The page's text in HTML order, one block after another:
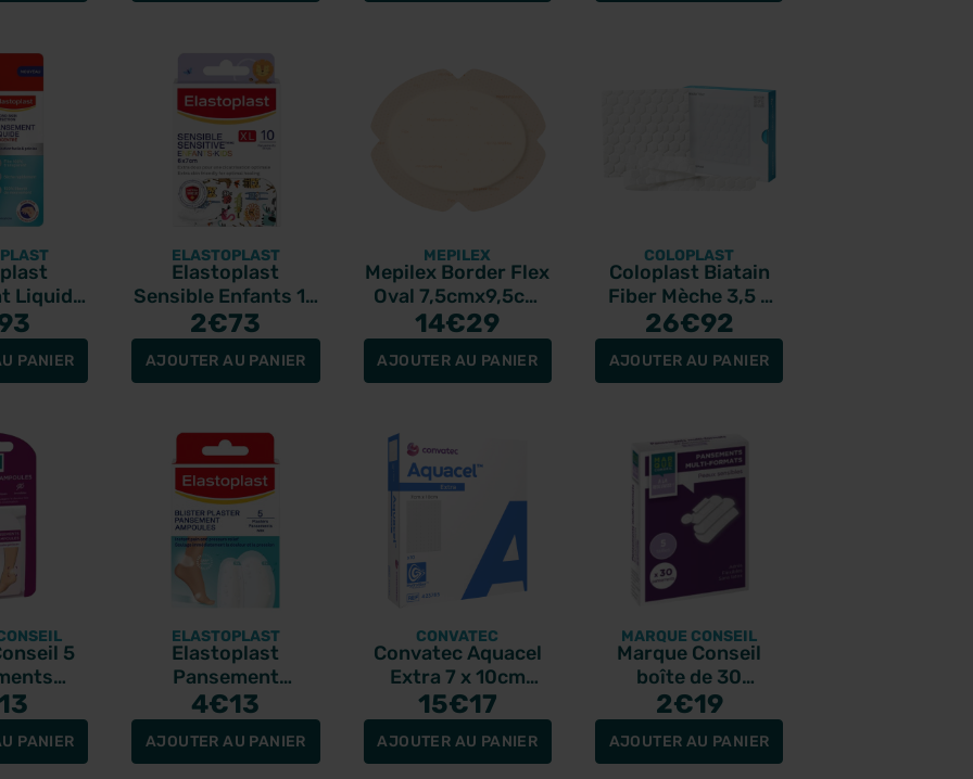
Liquide
10ml
PANIER
ELASTOPLAST
Elastoplast
Sensible Enfants 10
pansements XL
2€73
AJOUTER AU PANIER
MEPILEX
Mepilex Border Flex
Oval 7,5cmx9,5cm
16 pièces
14€29
AJOUTER AU PANIER
COLOPLAST
Coloplast Biatain
Fiber Mèche 3,5 ×
46cm boîte de 10
26€92
AJOUTER AU PANIER
5
PANIER
ELASTOPLAST
Elastoplast
Pansement
Ampoules SOS Mix
Pack 6 unités
4€13
AJOUTER AU PANIER
CONVATEC
Convatec Aquacel
Extra 7 x 10cm
Pansement
HydroFiber boîte de
10
15€17
AJOUTER AU PANIER
MARQUE CONSEIL
Marque Conseil
boîte de 30
pansements multi-
formats
2€19
AJOUTER AU PANIER